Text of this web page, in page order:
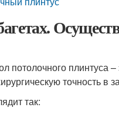
потолочного плинтуса
точность в
так: